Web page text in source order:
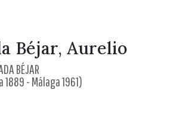
interactivo
compras
local
promocionales
Béjar, Aurelio
AURELIO ANGLADA BÉJAR
- Málaga 1961)